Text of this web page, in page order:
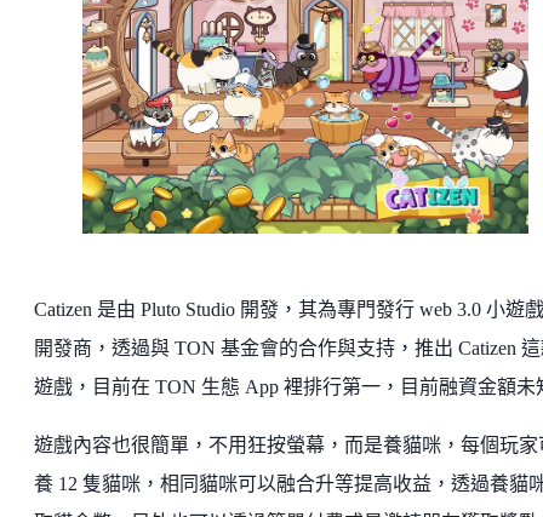
Catizen 是由 Pluto Studio 開發，其為專門發行 web 3.0 小遊
開發商，透過與 TON 基金會的合作與支持，推出 Catizen
遊戲，目前在 TON 生態 App 裡排行第一，目前融資金額未
遊戲內容也很簡單，不用狂按螢幕，而是養貓咪，每個玩家
養 12 隻貓咪，相同貓咪可以融合升等提高收益，透過養貓